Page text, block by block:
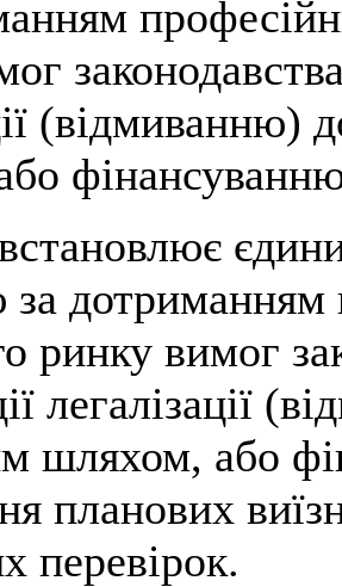
(відмиванню)
за
ринку вимог
легалізації
шляхом, або
планових
перевірок.